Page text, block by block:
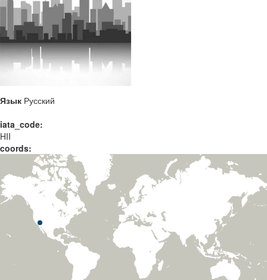
Язык Русский
iata_code:
HII
coords: